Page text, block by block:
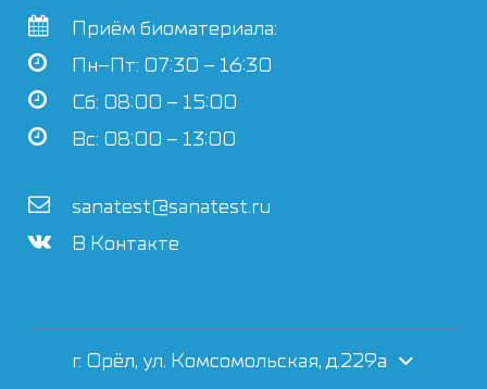
Приём биоматериала:
Пн–Пт: 07:30 – 16:30
Сб: 08:00 – 15:00
Вс: 08:00 – 13:00
sanatest@sanatest.ru
В Контакте
г. Орёл, ул. Комсомольская, д.229а